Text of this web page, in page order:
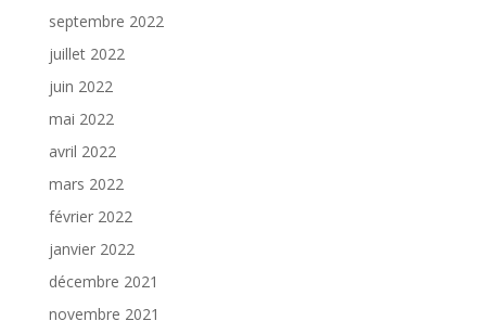
septembre 2022
juillet 2022
juin 2022
mai 2022
avril 2022
mars 2022
février 2022
janvier 2022
décembre 2021
novembre 2021